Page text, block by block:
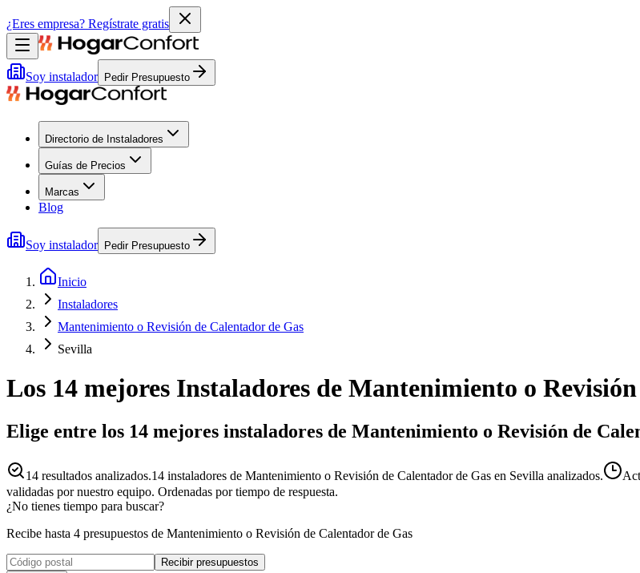
¿Eres empresa? Regístrate gratis
Soy instalador Pedir Presupuesto
Directorio de Instaladores
Guías de Precios
Marcas
Blog
Soy instalador Pedir Presupuesto
Inicio
Instaladores
Mantenimiento o Revisión de Calentador de Gas
Sevilla
Los 14 mejores Instaladores de Mantenimiento o
Elige entre los 14 mejores instaladores de Mantenimiento o Revisión de
14 resultados analizados.14 instaladores de Mantenimiento o Revisión de Calentador de Gas en Sevilla analizados.
validadas por nuestro equipo. Ordenadas por tiempo de respuesta.
¿No tienes tiempo para buscar?
Recibe hasta 4 presupuestos de Mantenimiento o Revisión de Calentador de Gas
Recibir presupuestos